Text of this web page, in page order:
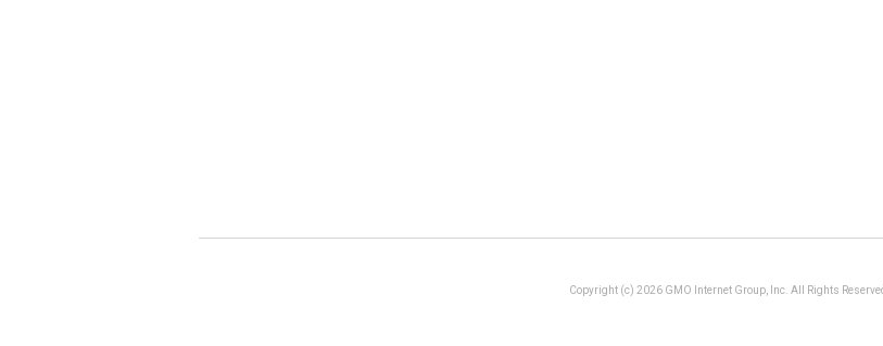
Copyright (c) 2026 GMO Internet Group, Inc. All Rights